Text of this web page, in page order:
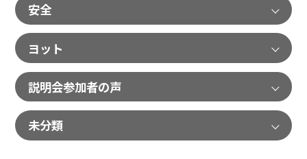
安全
ヨット
説明会参加者の声
未分類